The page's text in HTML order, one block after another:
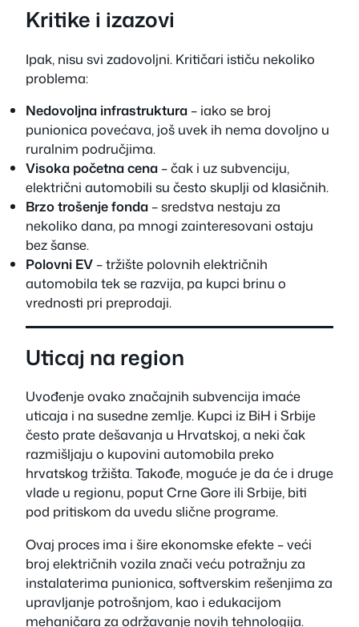
Kritike i izazovi
Ipak, nisu svi zadovoljni. Kritičari ističu nekoliko
problema:
Nedovoljna infrastruktura– iako se broj
punionica povećava, još uvek ih nema dovoljno u
ruralnim područjima.
Visoka početna cena– čak i uz subvenciju,
električni automobili su često skuplji od klasičnih.
Brzo trošenje fonda– sredstva nestaju za
nekoliko dana, pa mnogi zainteresovani ostaju
bez šanse.
Polovni EV– tržište polovnih električnih
automobila tek se razvija, pa kupci brinu o
vrednosti pri preprodaji.
Uticaj na region
Uvođenje ovako značajnih subvencija imaće
uticaja i na susedne zemlje. Kupci iz BiH i Srbije
često prate dešavanja u Hrvatskoj, a neki čak
razmišljaju o kupovini automobila preko
hrvatskog tržišta. Takođe, moguće je da će i druge
vlade u regionu, poput Crne Gore ili Srbije, biti
pod pritiskom da uvedu slične programe.
Ovaj proces ima i šire ekonomske efekte – veći
broj električnih vozila znači veću potražnju za
instalaterima punionica, softverskim rešenjima za
upravljanje potrošnjom, kao i edukacijom
mehaničara za održavanje novih tehnologija.